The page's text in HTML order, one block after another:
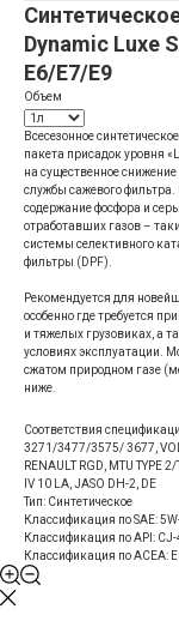
Dynamic Luxe
E6/E7/E9
Объем
Всесезонное
пакета присадок уровня
на существенное
службы сажевого фильтра.
содержание фосфора и
отработавших газов –
системы селективного
фильтры (DPF).
Рекомендуется для
особенно где требуется
и тяжелых грузовиках, а
условиях эксплуатации.
сжатом природном газе
ниже.
Соответствия
3271/3477/3575/ 3677,
RENAULT RGD, MTU TYPE
IV 10 LA, JASO DH-2, DE
Тип: Синтетическое
Классификация по SAE:
Классификация по API: CJ-
Классификация по ACEA: